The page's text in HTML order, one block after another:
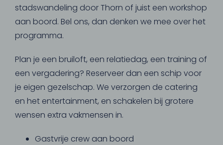
stadswandeling door Thorn of juist een workshop
aan boord. Bel ons, dan denken we mee over het
programma.
Plan je een bruiloft, een relatiedag, een training of
een vergadering? Reserveer dan een schip voor
je eigen gezelschap. We verzorgen de catering
en het entertainment, en schakelen bij grotere
wensen extra vakmensen in.
Gastvrije crew aan boord